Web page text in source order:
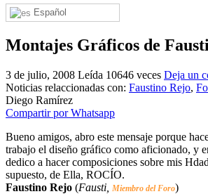
Español
Montajes Gráficos de Fausti
3 de julio, 2008 Leída 10646 veces Deja un
Noticias relaccionadas con: Faustino Rejo,
Diego Ramírez
Compartir por Whatsapp
Bueno amigos, abro este mensaje porque
trabajo el diseño gráfico como aficionado, y
dedico a hacer composiciones sobre mis
supuesto, de Ella, ROCÍO.
Faustino Rejo (Fausti, Miembro del Foro)
¿Cuales son los actos principales que
Quiero hacer el camino,¿que tengo que
En el Rocío, ¿dónde me alojo?